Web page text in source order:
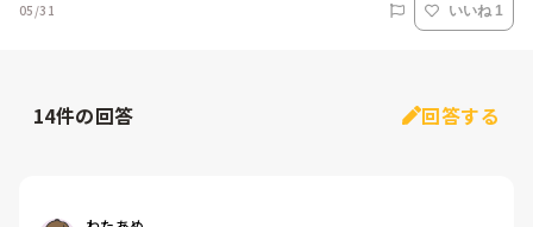
05/31 いいね 1
14件の回答 回答する